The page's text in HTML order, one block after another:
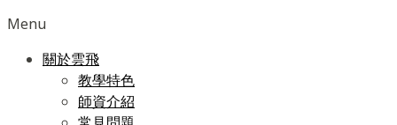
Menu
關於雲飛
教學特色
師資介紹